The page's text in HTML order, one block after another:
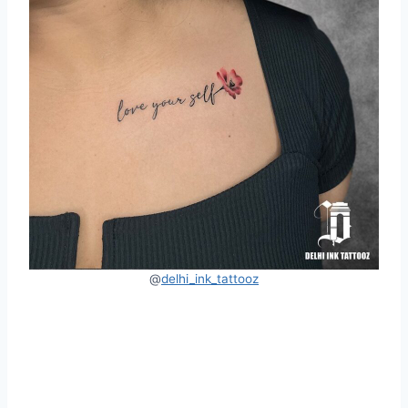
@delhi_ink_tattooz